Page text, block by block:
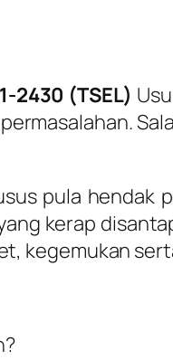
2430 (TSEL)
pula hendak
kerap
kegemukan